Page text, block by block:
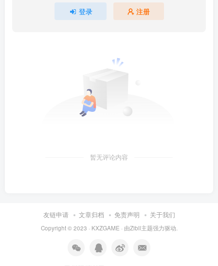
登录 注册
暂无评论内容
友链申请 文章归档 免责声明 关于我们
Copyright © 2023 · KXZGAME · 由Zibll主题强力驱动.